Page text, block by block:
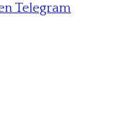
Telegram